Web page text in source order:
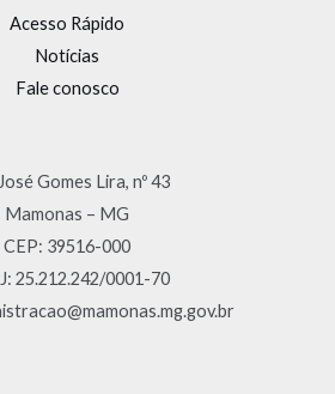
Acesso Rápido
Notícias
Fale conosco
Gomes Lira, nº 43
Mamonas – MG
CEP: 39516-000
25.212.242/0001-70